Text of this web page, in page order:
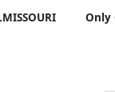
NOOS
Only